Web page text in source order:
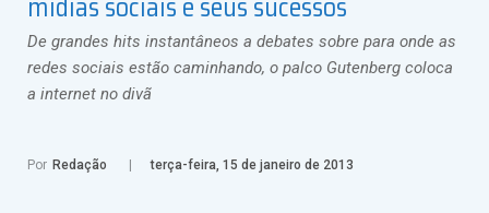
De grandes hits instantâneos a debates sobre para onde as
redes sociais estão caminhando, o palco Gutenberg coloca
a internet no divã
Por Redação terça-feira, 15 de janeiro de 2013